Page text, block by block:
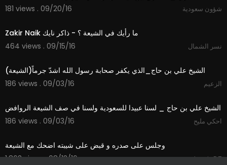
181 views . 09/20/16
شؤون سعودية
464 views . 09/15/16
نسر الشمال
(الشيخ علي بن حاج_الذي يكفر صحابة رسول الله اشدّ جرماً(الشيعة
186 views . 09/03/16
الزعيم
الشيخ علي بن حاج _ لسنا عبيدا للسعودية ولسنا في صف الشيعة الروافض
186 views . 09/03/16
احكي مليح
وجلس على صدره و قبض على شيبته اضحك مع الشيعة
1,863 views . 08/13/16
algerieDZ